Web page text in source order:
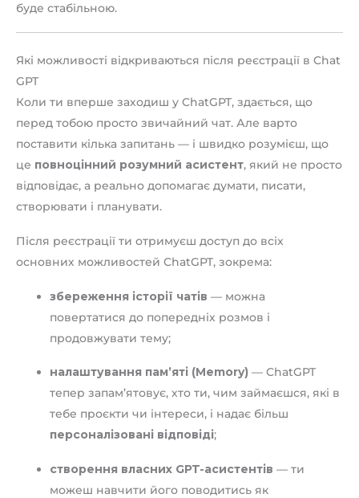
буде стабільною.
Які можливості відкриваються після реєстрації в Chat
GPT
Коли ти вперше заходиш у ChatGPT, здається, що
перед тобою просто звичайний чат. Але варто
поставити кілька запитань — і швидко розумієш, що
це повноцінний розумний асистент, який не просто
відповідає, а реально допомагає думати, писати,
створювати і планувати.
Після реєстрації ти отримуєш доступ до всіх
основних можливостей ChatGPT, зокрема:
збереження історії чатів — можна
повертатися до попередніх розмов і
продовжувати тему;
налаштування пам’яті (Memory) — ChatGPT
тепер запам’ятовує, хто ти, чим займаєшся, які в
тебе проєкти чи інтереси, і надає більш
персоналізовані відповіді;
створення власних GPT-асистентів — ти
можеш навчити його поводитись як